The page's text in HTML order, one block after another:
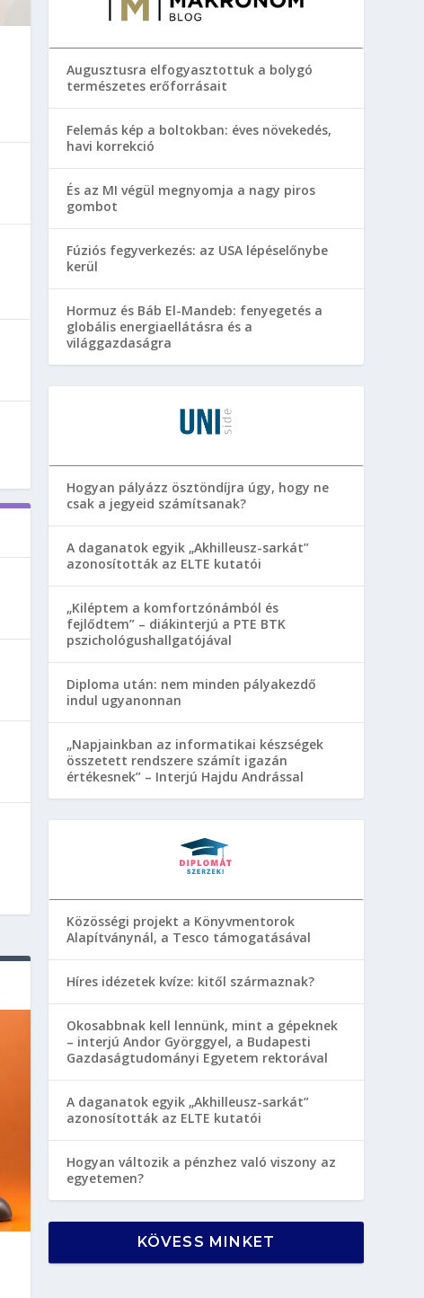
Augusztusra elfogyasztottuk a bolygó
természetes erőforrásait
Felemás kép a boltokban: éves növekedés,
havi korrekció
És az MI végül megnyomja a nagy piros
gombot
Fúziós fegyverkezés: az USA lépéselőnybe
kerül
Hormuz és Báb El-Mandeb: fenyegetés a
globális energiaellátásra és a
világgazdaságra
Hogyan pályázz ösztöndíjra úgy, hogy ne
csak a jegyeid számítsanak?
A daganatok egyik „Akhilleusz-sarkát”
azonosították az ELTE kutatói
„Kiléptem a komfortzónámból és
fejlődtem” – diákinterjú a PTE BTK
pszichológushallgatójával
Diploma után: nem minden pályakezdő
indul ugyanonnan
„Napjainkban az informatikai készségek
összetett rendszere számít igazán
értékesnek” – Interjú Hajdu Andrással
Közösségi projekt a Könyvmentorok
Alapítványnál, a Tesco támogatásával
Híres idézetek kvíze: kitől származnak?
Okosabbnak kell lennünk, mint a gépeknek
– interjú Andor Györggyel, a Budapesti
Gazdaságtudományi Egyetem rektorával
A daganatok egyik „Akhilleusz-sarkát”
azonosították az ELTE kutatói
Hogyan változik a pénzhez való viszony az
egyetemen?
KÖVESS MINKET